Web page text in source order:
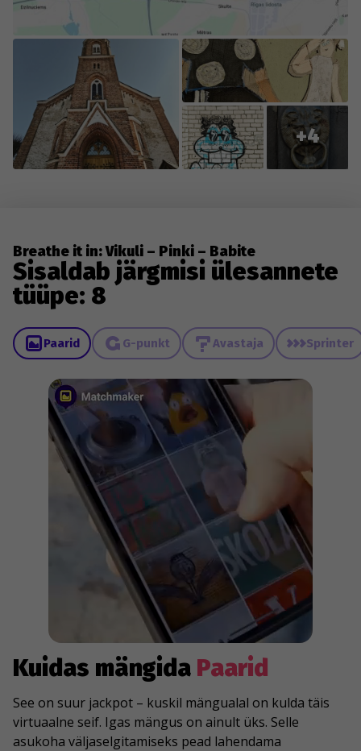
+4
Breathe it in: Vikuli – Pinki – Babite
Sisaldab järgmisi ülesannete
tüüpe: 8
Paarid G-punkt Avastaja Sprinter
Kuidas mängida Paarid
See on suur jackpot – kuskil mängualal on kulda täis
virtuaalne seif. Igas mängus on ainult üks. Selle
asukoha väljaselgitamiseks pead lahendama